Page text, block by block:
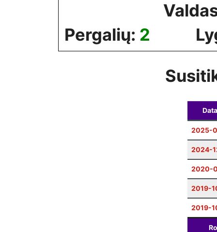
Pergalių: 2
Data
2025-
2024-
2020-
2019-
2019-